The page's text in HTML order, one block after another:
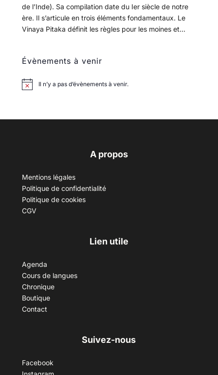
de l’Inde). Sa compilation date du Ier siècle de notre
ère. Il s’articule en trois éléments fondamentaux. Le
Vinaya Pitaka définit les règles pour les moines et...
Évènements à venir
Il n’y a pas d’évènements à venir.
A propos
Mentions légales
Politique de confidentialité
Politique de cookies
CGV
Lien utile
Agenda
Cours de langues
Chronique
Boutique
Contact
Suivez-nous
Facebook